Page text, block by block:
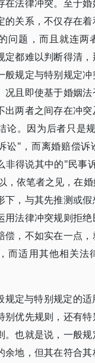
在法律冲突。至于
的关系，不仅存在
问题，而且就连两
定都难以判断得清
般规定与特别规定
况且即使基于婚姻
出两者之间存在冲
论。因为后者只是
讼"，而离婚赔偿诉
非得说其中的"民事
，依笔者之见，在
下，与其先推测或
用法律冲突规则拒
偿，不如实在一点
而适用其他相关法
规定与特别规定的
别优先规则，还有
。也就是说，一般
余地，但其在符合